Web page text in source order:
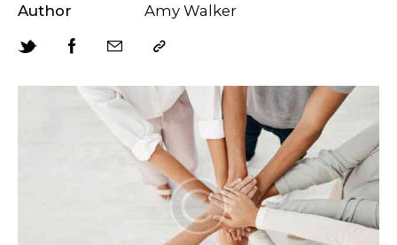
Author
Amy Walker